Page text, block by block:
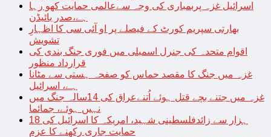
اسرائیل غزہ پربمباری کی وجہ سےعالمی حمایت کھو رہا
ہے،صدر بائیڈن
بھارتی سپریم کورٹ کے فیصلے پر او آئی سی کا اظہارِ
تشویش
اقوام متحدہ کی جنرل اسمبلی میں فوری جنگ بندی کی
قرارداد منظور
غزہ میں جنگ کا مقصد حماس کو صفحہ ہستی سے مٹانا
ہے، اسرائیل
غزہ میں جتنے بچے قتل ہوئے اُتنےعراق کی 14سالہ جنگ میں
نہیں ہوئے، جمائما
18 ہزار سے زائدفلسطینی شہید، امریکہ کا اسرائیل کی
حمایت جاری رکھنے کا عزم